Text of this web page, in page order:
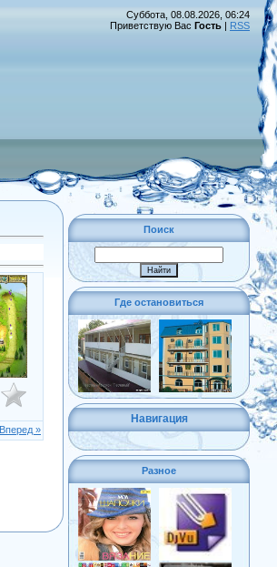
Суббота, 08.08.2026, 06:24
Приветствую Вас Гость | RSS
Вперед »
Поиск
Где остановиться
Навигация
Разное